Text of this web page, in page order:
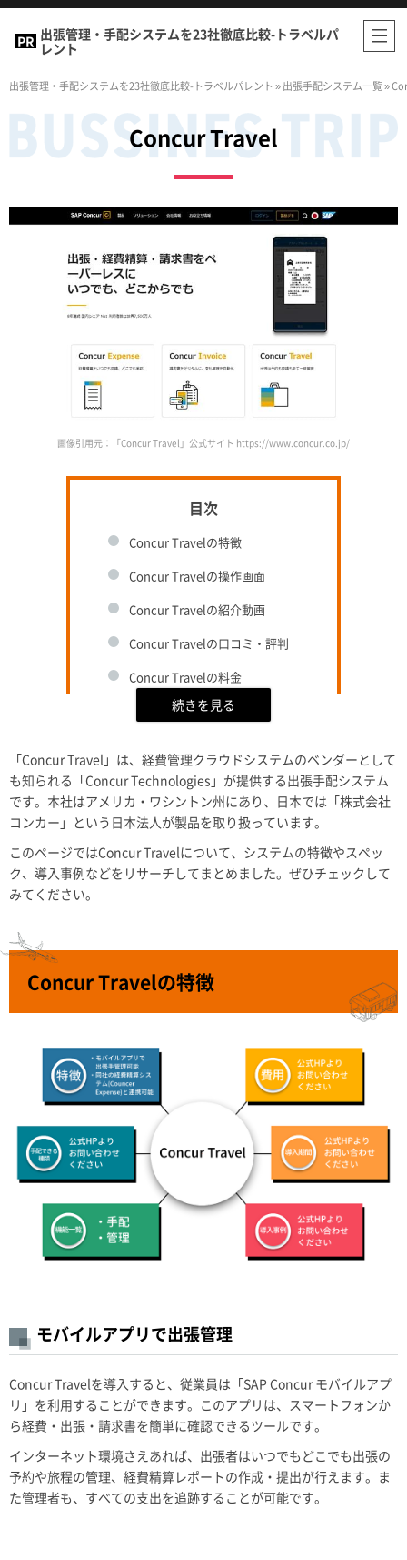
出張管理・手配システムを23社徹底比較-トラベルパ
レント
出張管理・手配システムを23社徹底比較-トラベルパレント »出張手配システム一覧»
Concur Travel
画像引用元：「Concur Travel」公式サイト https://www.concur.co.jp/
Concur Travelの特徴
Concur Travelの操作画面
Concur Travelの紹介動画
Concur Travelの口コミ・評判
Concur Travelの料金
Concur Travelが手配できる種類
Concur Travelのスペック
株式会社コンカーの会社概要
「Concur Travel」は、経費管理クラウドシステムのベンダーとして
も知られる「Concur Technologies」が提供する出張手配システム
です。本社はアメリカ・ワシントン州にあり、日本では「株式会社
コンカー」という日本法人が製品を取り扱っています。
このページではConcur Travelについて、システムの特徴やスペッ
ク、導入事例などをリサーチしてまとめました。ぜひチェックして
みてください。
Concur Travelの特徴
モバイルアプリで出張管理
Concur Travelを導入すると、従業員は「SAP Concur モバイルアプ
リ」を利用することができます。このアプリは、スマートフォンか
ら経費・出張・請求書を簡単に確認できるツールです。
インターネット環境さえあれば、出張者はいつでもどこでも出張の
予約や旅程の管理、経費精算レポートの作成・提出が行えます。ま
た管理者も、すべての支出を追跡することが可能です。